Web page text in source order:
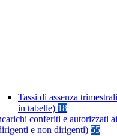
Tassi di assenza
in tabelle) 18
conferiti e autorizzati
e non dirigenti) 55